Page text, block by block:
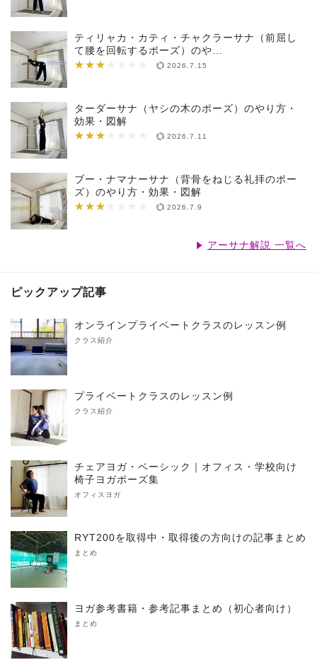
ティリャカ・カティ・チャクラーサナ（前屈し
て腰を回転するポーズ）のや…
★★★
★★★★★★★ 2026.7.15
ターダーサナ（ヤシの木のポーズ）のやり方・
効果・図解
★★★
★★★★★★★ 2026.7.11
ブー・ナマナーサナ（背骨をねじる礼拝のポー
ズ）のやり方・効果・図解
★★★
★★★★★★★ 2026.7.9
アーサナ解説 一覧へ
ピックアップ記事
オンラインプライベートクラスのレッスン例
クラス紹介
プライベートクラスのレッスン例
クラス紹介
チェアヨガ・ベーシック｜オフィス・学校向け
椅子ヨガポーズ集
オフィスヨガ
RYT200を取得中・取得後の方向けの記事まとめ
まとめ
ヨガ参考書籍・参考記事まとめ（初心者向け）
まとめ